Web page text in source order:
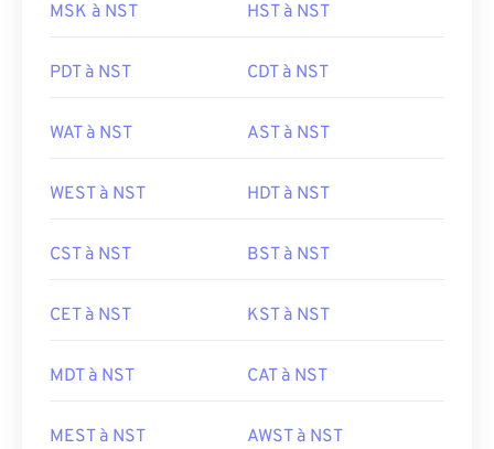
MSK à NST HST à NST
PDT à NST CDT à NST
WAT à NST AST à NST
WEST à NST HDT à NST
CST à NST BST à NST
CET à NST KST à NST
MDT à NST CAT à NST
MEST à NST AWST à NST